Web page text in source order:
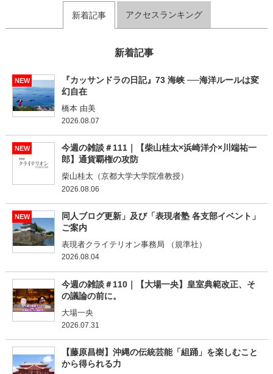
新着記事 アクセスランキング
新着記事
NEW
『カッサンドラの日記』73 海峡 ──海洋ルールは変
幻自在
橋本 由美
2026.08.07
NEW
今週の雑談＃111｜【柴山桂太×浜崎洋介×川端祐一
郎】通貨覇権の攻防
柴山桂太（京都大学大学院准教授）
2026.08.06
NEW
同人ブログ更新」及び「表現者塾 各支部イベント」
ご案内
表現者クライテリオン事務局 （規準社）
2026.08.04
今週の雑談＃110｜【大場一央】皇室典範改正、そ
の議論の前に。
大場一央
2026.07.31
【藤原昌樹】沖縄の伝統芸能「組踊」を楽しむこと
から得られる力